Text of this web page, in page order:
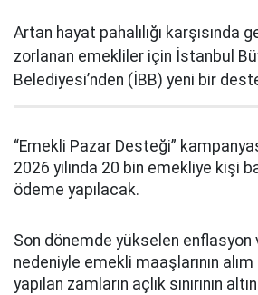
Artan hayat pahalılığı karşısında
zorlanan emekliler için İstanbul
Belediyesi’nden (İBB) yeni bir
“Emekli Pazar Desteği”
2026 yılında 20 bin emekliye kişi
ödeme yapılacak.
Son dönemde yükselen enflasyon
nedeniyle emekli maaşlarının
yapılan zamların açlık sınırının